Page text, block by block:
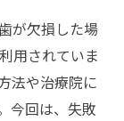
が欠損した場
用されていま
法や治療院に
今回は、失敗